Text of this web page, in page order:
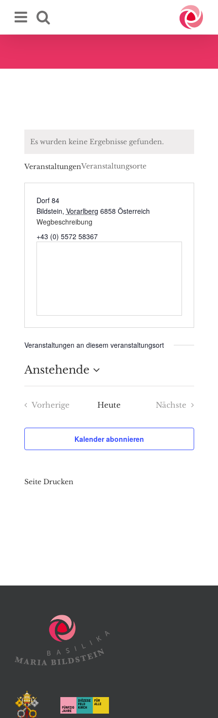
Inhalt
Es wurden keine Ergebnisse gefunden.
VeranstaltungenVeranstaltungsorte
Dorf 84
Bildstein, Vorarlberg 6858 Österreich
Wegbeschreibung
+43 (0) 5572 58367
Veranstaltungen an diesem veranstaltungsort
Anstehende
Datum
wählen.
Vorherige
Heute
Nächste
Kalender abonnieren
Seite Drucken